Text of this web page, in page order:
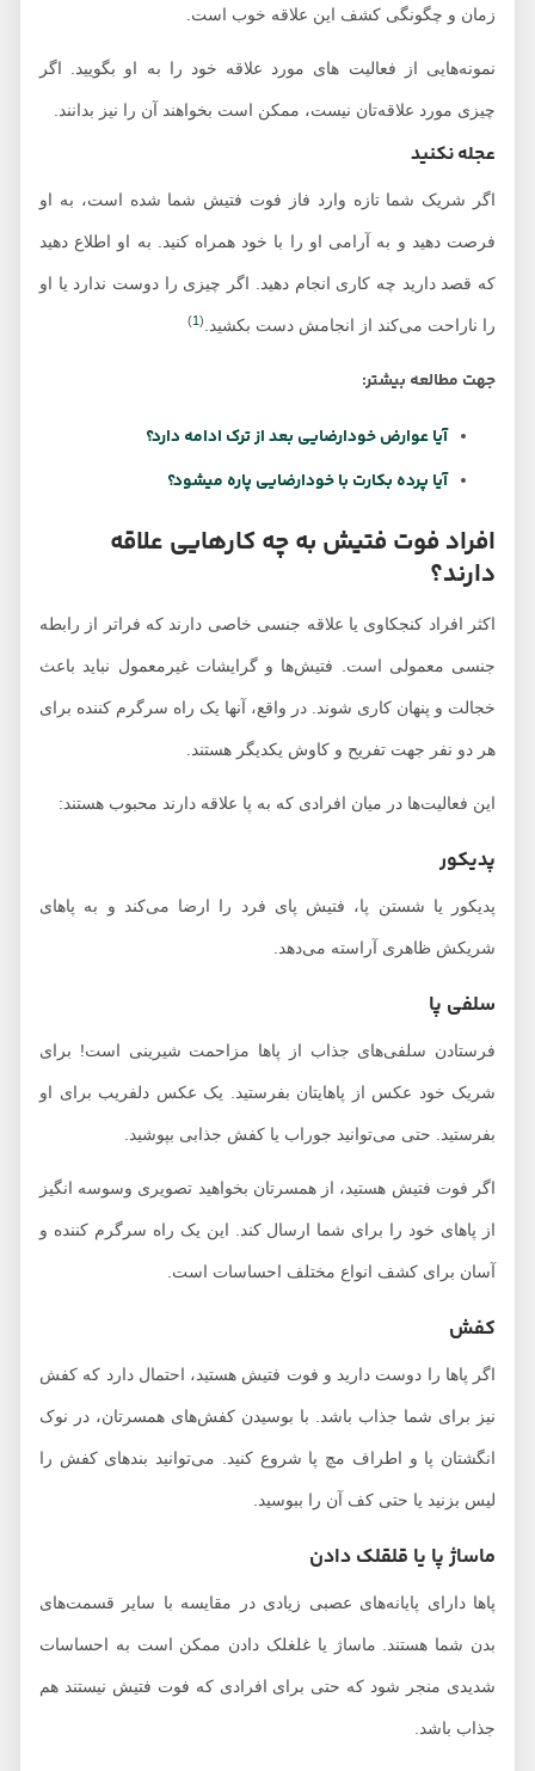
زمان و چگونگی کشف این علاقه خوب است.
نمونه‌هایی از فعالیت های مورد علاقه خود را به او بگویید. اگر
چیزی مورد علاقه‌تان نیست، ممکن است بخواهند آن را نیز بدانند.
عجله نکنید
اگر شریک شما تازه وارد فاز فوت فتیش شما شده است، به او
فرصت دهید و به آرامی او را با خود همراه کنید. به او اطلاع دهید
که قصد دارید چه کاری انجام دهید. اگر چیزی را دوست ندارد یا او
را ناراحت می‌کند از انجامش دست بکشید.(
1
جهت مطالعه بیشتر:
آیا عوارض خودارضایی بعد از ترک ادامه دارد؟
آیا پرده بکارت با خودارضایی پاره میشود؟
افراد فوت فتیش به چه کارهایی علاقه
دارند؟
اکثر افراد کنجکاوی یا علاقه جنسی خاصی دارند که فراتر از رابطه
جنسی معمولی است. فتیش‌ها و گرایشات غیرمعمول نباید باعث
خجالت و پنهان کاری شوند. در واقع، آنها یک راه سرگرم کننده برای
هر دو نفر جهت تفریح و کاوش یکدیگر هستند.
این فعالیت‌ها در میان افرادی که به پا علاقه دارند محبوب هستند:
پدیکور
پدیکور یا شستن پا، فتیش پای فرد را ارضا می‌کند و به پاهای
شریکش ظاهری آراسته می‌دهد.
سلفی پا
فرستادن سلفی‌های جذاب از پاها مزاحمت شیرینی است! برای
شریک خود عکس از پاهایتان بفرستید. یک عکس دلفریب برای او
بفرستید. حتی می‌توانید جوراب یا کفش جذابی بپوشید.
اگر فوت فتیش هستید، از همسرتان بخواهید تصویری وسوسه انگیز
از پاهای خود را برای شما ارسال کند. این یک راه سرگرم کننده و
آسان برای کشف انواع مختلف احساسات است.
کفش
اگر پاها را دوست دارید و فوت فتیش هستید، احتمال دارد که کفش
نیز برای شما جذاب باشد. با بوسیدن کفش‌های همسرتان، در نوک
انگشتان پا و اطراف مچ پا شروع کنید. می‌توانید بندهای کفش را
لیس بزنید یا حتی کف آن را ببوسید.
ماساژ پا یا قلقلک دادن
پاها دارای پایانه‌های عصبی زیادی در مقایسه با سایر قسمت‌های
بدن شما هستند. ماساژ یا غلغلک دادن ممکن است به احساسات
شدیدی منجر شود که حتی برای افرادی که فوت فتیش نیستند هم
جذاب باشد.